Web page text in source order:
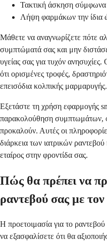
Τακτική άσκηση σύμφωνα
Λήψη φαρμάκων την ίδια
Μάθετε να αναγνωρίζετε πότε
συμπτώματά σας και μην
υγείας σας για τυχόν
ότι ορισμένες τροφές,
επεισόδια κολπικής μαρμαρυγής.
Εξετάστε τη χρήση εφαρμογής
παρακολούθηση συμπτωμάτων,
προκαλούν. Αυτές οι
διάρκεια των ιατρικών
εταίρος στην φροντίδα σας.
Πώς θα πρέπει να
ραντεβού σας με τον
Η προετοιμασία για το
να εξασφαλίσετε ότι θα